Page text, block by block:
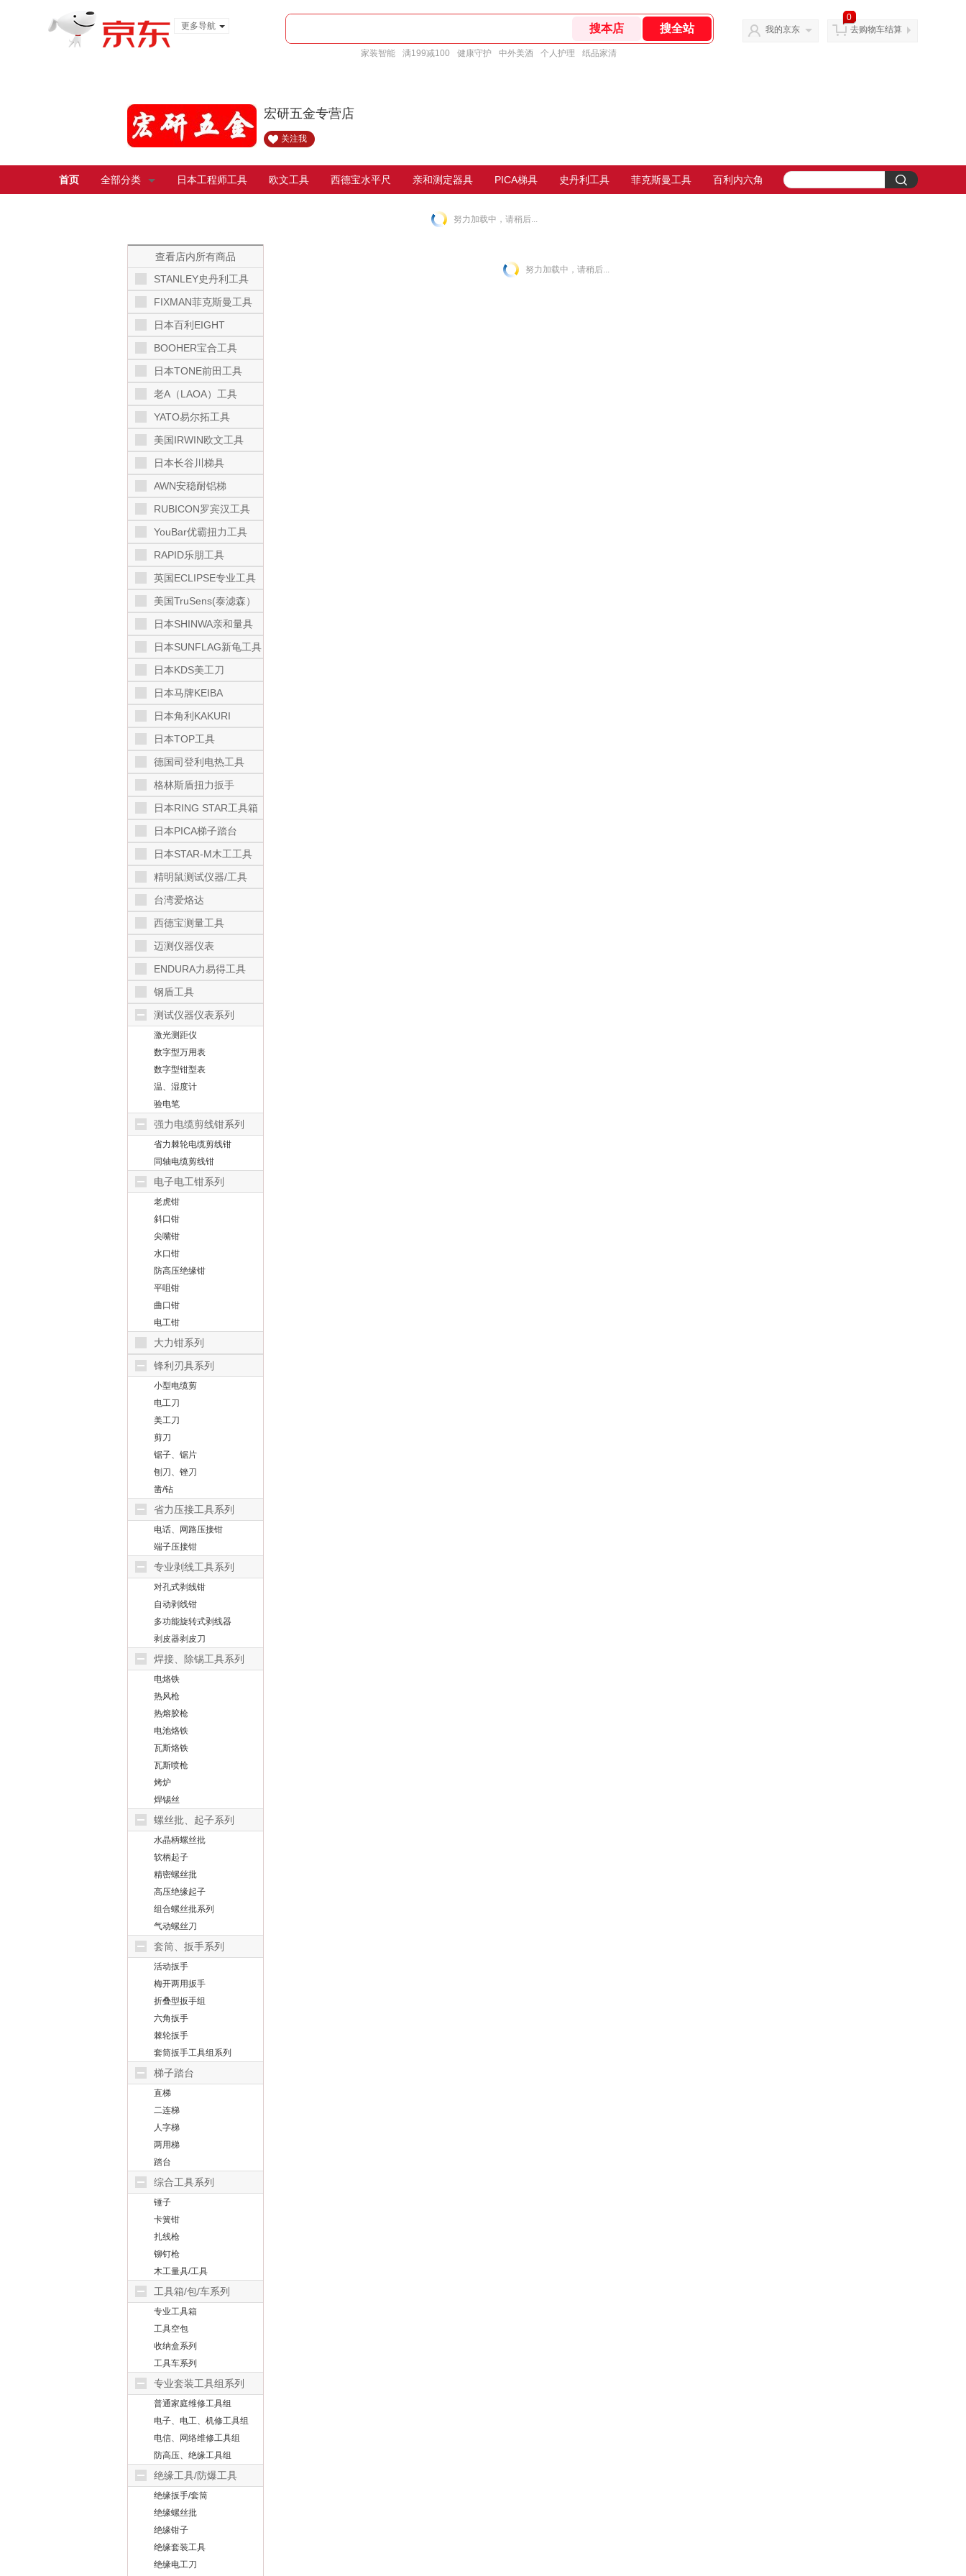
更多导航
家装智能 满199减100 健康守护 中外美酒 个人护理 纸品家清
我的京东
0
去购物车结算
宏研五金专营店
关注我
首页 全部分类 日本工程师工具 欧文工具 西德宝水平尺 亲和测定器具 PICA梯具 史丹利工具 菲克斯曼工具 百利内六角
努力加载中，请稍后...
查看店内所有商品
STANLEY史丹利工具
FIXMAN菲克斯曼工具
日本百利EIGHT
BOOHER宝合工具
日本TONE前田工具
老A（LAOA）工具
YATO易尔拓工具
美国IRWIN欧文工具
日本长谷川梯具
AWN安稳耐铝梯
RUBICON罗宾汉工具
YouBar优霸扭力工具
RAPID乐朋工具
英国ECLIPSE专业工具
美国TruSens(泰滤森）
日本SHINWA亲和量具
日本SUNFLAG新龟工具
日本KDS美工刀
日本马牌KEIBA
日本角利KAKURI
日本TOP工具
德国司登利电热工具
格林斯盾扭力扳手
日本RING STAR工具箱
日本PICA梯子踏台
日本STAR-M木工工具
精明鼠测试仪器/工具
台湾爱烙达
西德宝测量工具
迈测仪器仪表
ENDURA力易得工具
钢盾工具
（SHEFFIELD）
测试仪器仪表系列
激光测距仪
数字型万用表
数字型钳型表
温、湿度计
验电笔
强力电缆剪线钳系列
省力棘轮电缆剪线钳
同轴电缆剪线钳
电子电工钳系列
老虎钳
斜口钳
尖嘴钳
水口钳
防高压绝缘钳
平咀钳
曲口钳
电工钳
大力钳系列
锋利刃具系列
小型电缆剪
电工刀
美工刀
剪刀
锯子、锯片
刨刀、锉刀
凿/钻
省力压接工具系列
电话、网路压接钳
端子压接钳
专业剥线工具系列
对孔式剥线钳
自动剥线钳
多功能旋转式剥线器
剥皮器剥皮刀
焊接、除锡工具系列
电烙铁
热风枪
热熔胶枪
电池烙铁
瓦斯烙铁
瓦斯喷枪
烤炉
焊锡丝
螺丝批、起子系列
水晶柄螺丝批
软柄起子
精密螺丝批
高压绝缘起子
组合螺丝批系列
气动螺丝刀
套筒、扳手系列
活动扳手
梅开两用扳手
折叠型扳手组
六角扳手
棘轮扳手
套筒扳手工具组系列
梯子踏台
直梯
二连梯
人字梯
两用梯
踏台
综合工具系列
锤子
卡簧钳
扎线枪
铆钉枪
木工量具/工具
工具箱/包/车系列
专业工具箱
工具空包
收纳盒系列
工具车系列
专业套装工具组系列
普通家庭维修工具组
电子、电工、机修工具组
电信、网络维修工具组
防高压、绝缘工具组
绝缘工具/防爆工具
绝缘扳手/套筒
绝缘螺丝批
绝缘钳子
绝缘套装工具
绝缘电工刀
努力加载中，请稍后...